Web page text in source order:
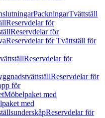
PackningarTvättställ
Reservdelar för
Reservdelar för
Reservdelar för Tvättställ för
Reservdelar för
Reservdelar för
för
Möbelpaket med
med
Reservdelar för